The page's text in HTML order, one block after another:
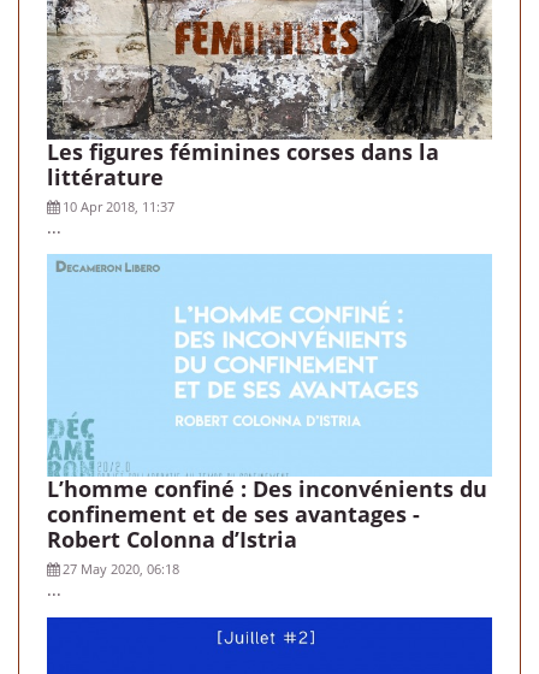
Les figures féminines corses dans la
littérature
10 Apr 2018, 11:37
...
L’homme confiné : Des inconvénients du
confinement et de ses avantages -
Robert Colonna d’Istria
27 May 2020, 06:18
...